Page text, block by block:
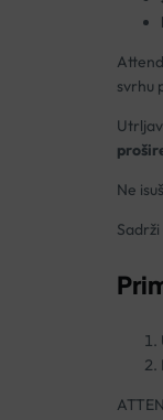
svrhu
Ne